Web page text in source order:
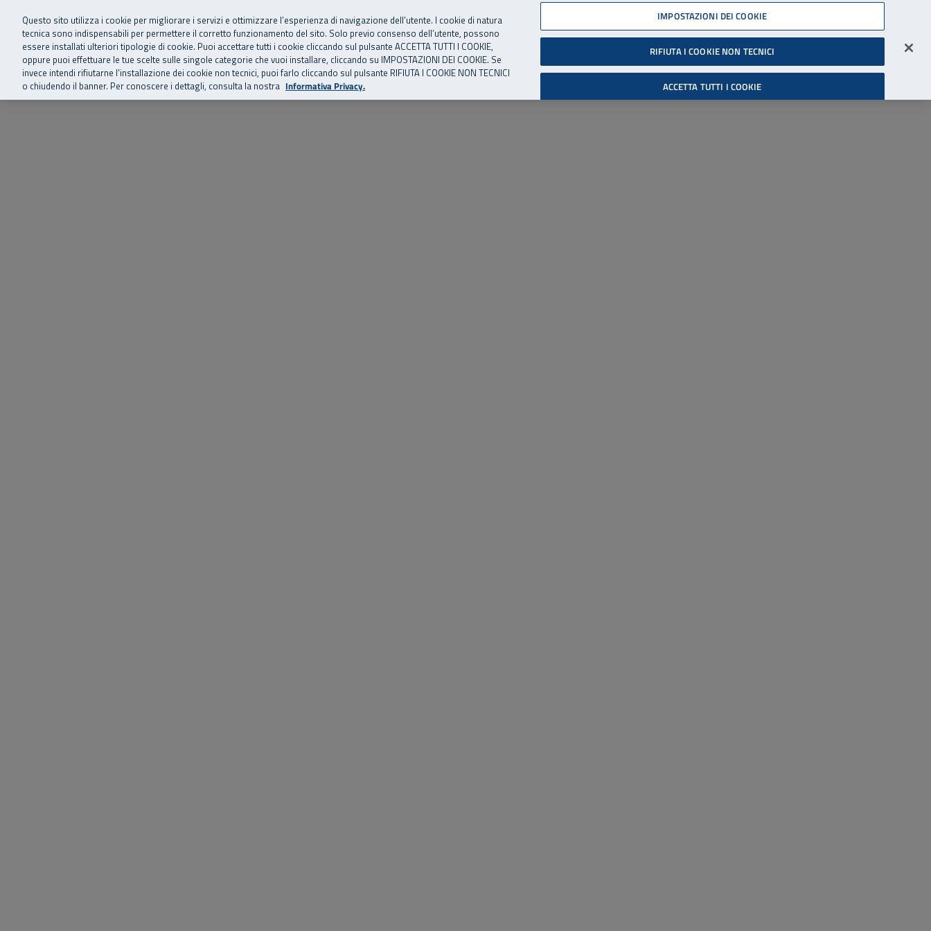
Vai al menu principale
Vai al contenuto principale
Vai al Footer 06 45539607
SuperAbile - il Contact Center Inail per il mondo della disabilità
Home Chi siamo Storie, news ed eventi Risorse utili Supporto Accessibilità
Cerca
Accedi all'area riservata
Questo sito utilizza i cookie per migliorare i servizi e ottimizzare l’esperienza di navigazione dell’utente. I cookie di natura
tecnica sono indispensabili per permettere il corretto funzionamento del sito. Solo previo consenso dell’utente, possono
essere installati ulteriori tipologie di cookie. Puoi accettare tutti i cookie cliccando sul pulsante ACCETTA TUTTI I COOKIE,
oppure puoi effettuare le tue scelte sulle singole categorie che vuoi installare, cliccando su IMPOSTAZIONI DEI COOKIE. Se
invece intendi rifiutarne l’installazione dei cookie non tecnici, puoi farlo cliccando sul pulsante RIFIUTA I COOKIE NON TECNICI
o chiudendo il banner. Per conoscere i dettagli, consulta la nostra Informativa Privacy.
IMPOSTAZIONI DEI COOKIE
RIFIUTA I COOKIE NON TECNICI
ACCETTA TUTTI I COOKIE